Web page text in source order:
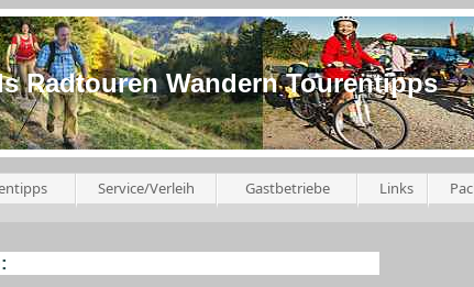
Radtouren Wandern Tourentipps
Service/Verleih Gastbetriebe Links